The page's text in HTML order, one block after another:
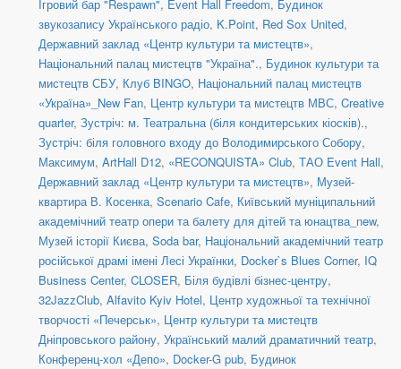
Ігровий бар "Respawn", Event Hall Freedom, Будинок
звукозапису Українського радіо, K.Point, Red Sox United,
Державний заклад «Центр культури та мистецтв»,
Національний палац мистецтв "Україна"., Будинок культури та
мистецтв СБУ, Клуб BINGO, Національний палац мистецтв
«Україна»_New Fan, Центр культури та мистецтв МВС, Creative
quarter, Зустріч: м. Театральна (біля кондитерських кіосків).,
Зустріч: біля головного входу до Володимирського Собору,
Максимум, ArtHall D12, «RECONQUISTA» Club, ТАО Event Hall,
Державний заклад «Центр культури та мистецтв», Музей-
квартира В. Косенка, Scenario Cafe, Київський муніципальний
академічний театр опери та балету для дітей та юнацтва_new,
Музей історії Києва, Soda bar, Національний академічний театр
російської драмі імені Лесі Українки, Docker`s Blues Corner, IQ
Business Center, CLOSER, Біля будівлі бізнес-центру,
32JazzClub, Alfavito Kyiv Hotel, Центр художньої та технічної
творчості «Печерськ», Центр культури та мистецтв
Дніпровського району, Український малий драматичний театр,
Конференц-хол «Депо», Docker-G pub, Будинок